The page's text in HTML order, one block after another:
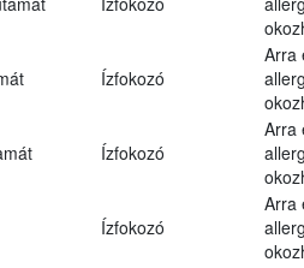
Ízfokozó
Arra
Ízfokozó
Arra
Ízfokozó
Arra